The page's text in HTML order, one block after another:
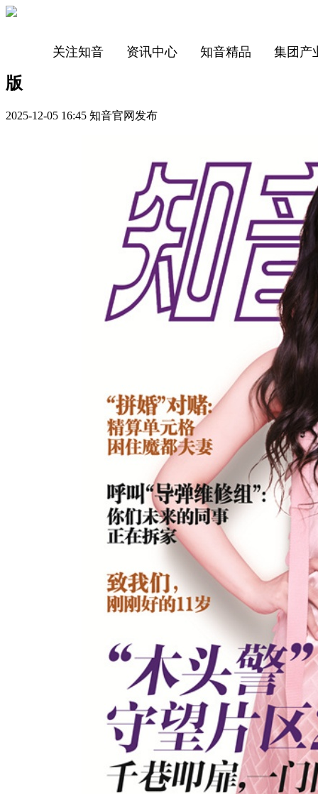
关注知音 资讯中心 知音精品 集团产
版
2025-12-05 16:45 知音官网发布